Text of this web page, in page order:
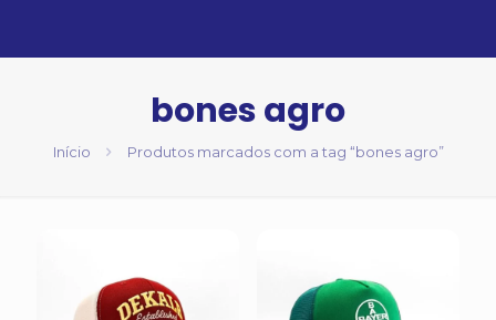
bones agro
Início Produtos marcados com a tag “bones agro”